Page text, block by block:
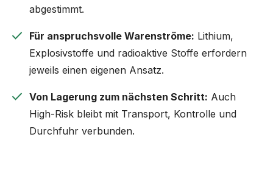
abgestimmt.
check Für anspruchsvolle Warenströme: Lithium,
Explosivstoffe und radioaktive Stoffe erfordern
jeweils einen eigenen Ansatz.
check Von Lagerung zum nächsten Schritt: Auch
High-Risk bleibt mit Transport, Kontrolle und
Durchfuhr verbunden.